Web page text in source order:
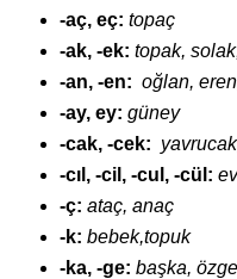
-aç, eç: topaç
-ak, -ek: topak,
-an, -en: oğlan,
-ay, ey: güney
-cak, -cek:
-cıl, -cil, -cul, -cül:
-ç: ataç, anaç
-k: bebek,topuk
-ka, -ge: başka, özge